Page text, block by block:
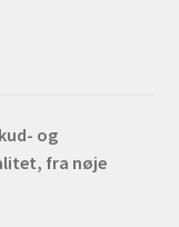
og
fra nøje